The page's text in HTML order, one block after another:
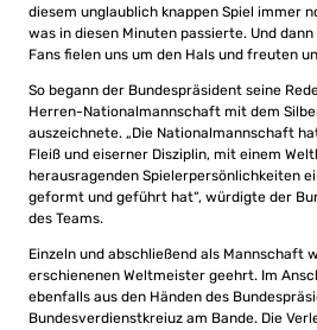
diesem unglaublich knappen Spiel immer
was in diesen Minuten passierte. Und
Fans fielen uns um den Hals und freuten
So begann der Bundespräsident seine
Herren-Nationalmannschaft mit dem
auszeichnete. „Die Nationalmannschaft
Fleiß und eiserner Disziplin, mit einem
herausragenden Spielerpersönlichkeiten
geformt und geführt hat“, würdigte der
des Teams.
Einzeln und abschließend als Mannschaft
erschienenen Weltmeister geehrt. Im
ebenfalls aus den Händen des
Bundesverdienstkreiuz am Bande. Die